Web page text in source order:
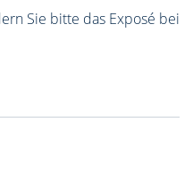
Sie bitte das Exposé bei